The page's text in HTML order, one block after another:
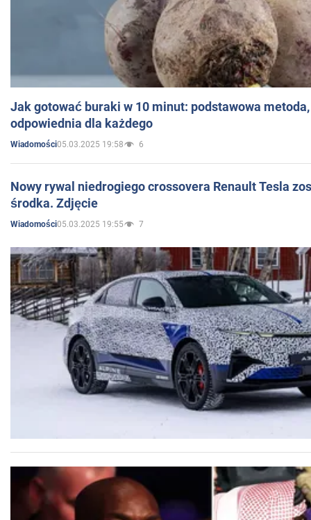
Jak gotować buraki w 10 minut: podstawowa
odpowiednia dla każdego
Wiadomości05.03.2025 19:58 6
Nowy rywal niedrogiego crossovera Renault Tesla
środka. Zdjęcie
Wiadomości05.03.2025 19:55 7